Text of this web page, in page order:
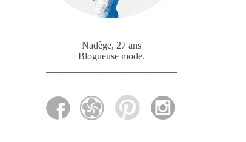
Nadège, 27 ans
Blogueuse mode.